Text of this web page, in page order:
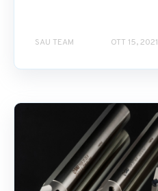
SAU TEAM OTT 15, 2021